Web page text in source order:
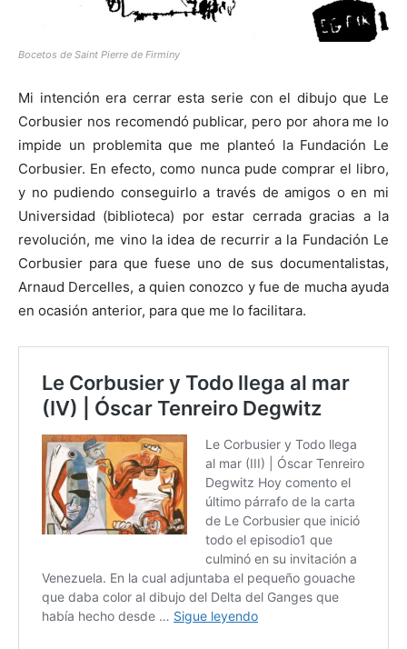
Bocetos de Saint Pierre de Firminy
Mi intención era cerrar esta serie con el dibujo que Le
Corbusier nos recomendó publicar, pero por ahora me lo
impide un problemita que me planteó la Fundación Le
Corbusier. En efecto, como nunca pude comprar el libro,
y no pudiendo conseguirlo a través de amigos o en mi
Universidad (biblioteca) por estar cerrada gracias a la
revolución, me vino la idea de recurrir a la Fundación Le
Corbusier para que fuese uno de sus documentalistas,
Arnaud Dercelles, a quien conozco y fue de mucha ayuda
en ocasión anterior, para que me lo facilitara.